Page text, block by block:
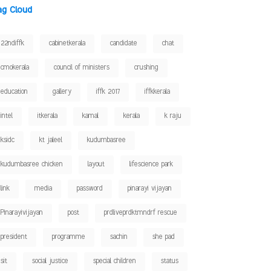
Cloud
22ndiffk cabinetkerala candidate chat
cmokerala council of ministers crushing
education gallery iffk 2017 iffkkerala
intel itkerala kamal kerala k raju
ksidc kt jaleel kudumbasree
kudumbasree chicken layout lifescience park
link media password pinarayi vijayan
Pinarayivijayan post prdliveprdktmndrf rescue
president programme sachin she pad
sit social justice special children status